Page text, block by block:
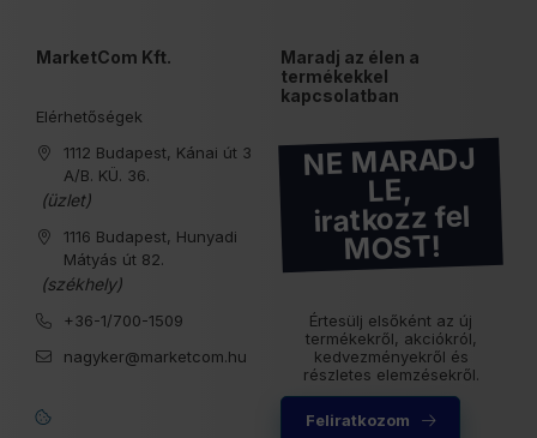
MarketCom Kft.
Elérhetőségek
1112 Budapest, Kánai út 3
A/B. KÜ. 36.
(üzlet)
1116 Budapest, Hunyadi
Mátyás út 82.
(székhely)
+36-1/700-1509
nagyker@marketcom.hu
Maradj az élen a
termékekkel
kapcsolatban
NE MARADJ
LE,
iratkozz fel
MOST!
Értesülj elsőként az új
termékekről, akciókról,
kedvezményekről és
részletes elemzésekről.
Feliratkozom